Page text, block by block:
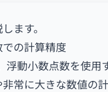
ます。
の計算精度
浮動小数点数を使用
常に大きな数値の